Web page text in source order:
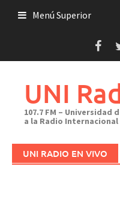
Menú Superior
UNI
107.7 FM – Universidad
a la Radio
UNI RADIO EN VIVO